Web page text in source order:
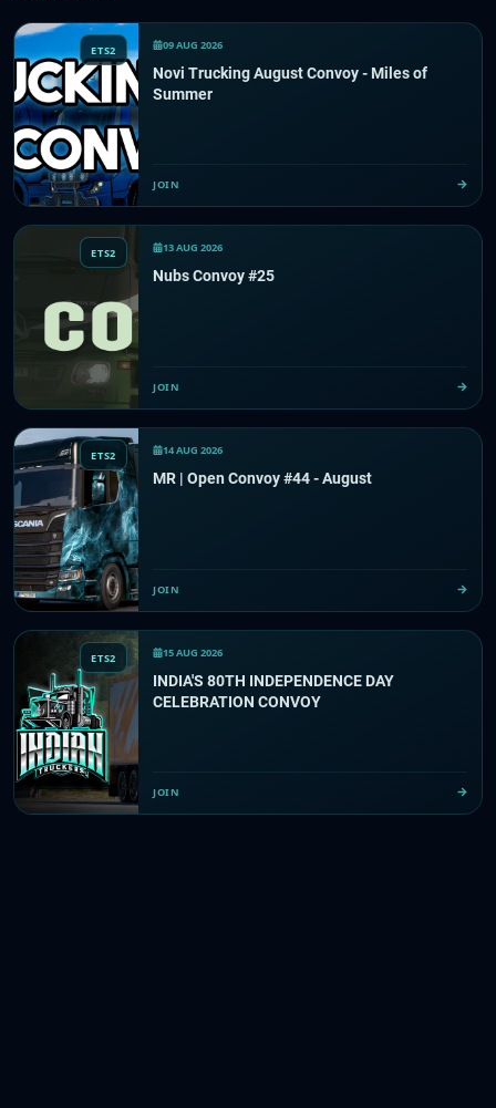
ETS2 09 AUG 2026
Novi Trucking August Convoy - Miles of
Summer
JOIN
ETS2 13 AUG 2026
Nubs Convoy #25
JOIN
ETS2 14 AUG 2026
MR | Open Convoy #44 - August
JOIN
ETS2 15 AUG 2026
INDIA'S 80TH INDEPENDENCE DAY
CELEBRATION CONVOY
JOIN